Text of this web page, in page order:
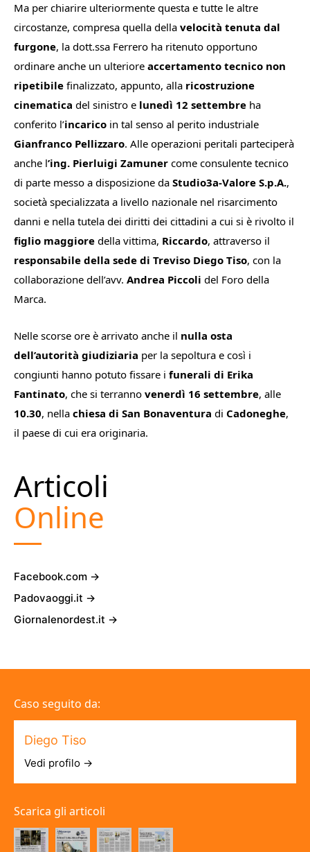
Ma per chiarire ulteriormente questa e tutte le altre
circostanze, compresa quella della velocità tenuta dal
furgone, la dott.ssa Ferrero ha ritenuto opportuno
ordinare anche un ulteriore accertamento tecnico non
ripetibile finalizzato, appunto, alla ricostruzione
cinematica del sinistro e lunedì 12 settembre ha
conferito l’incarico in tal senso al perito industriale
Gianfranco Pellizzaro. Alle operazioni peritali parteciperà
anche l’ing. Pierluigi Zamuner come consulente tecnico
di parte messo a disposizione da Studio3a-Valore S.p.A.,
società specializzata a livello nazionale nel risarcimento
danni e nella tutela dei diritti dei cittadini a cui si è rivolto il
figlio maggiore della vittima, Riccardo, attraverso il
responsabile della sede di Treviso Diego Tiso, con la
collaborazione dell’avv. Andrea Piccoli del Foro della
Marca.
Nelle scorse ore è arrivato anche il nulla osta
dell’autorità giudiziaria per la sepoltura e così i
congiunti hanno potuto fissare i funerali di Erika
Fantinato, che si terranno venerdì 16 settembre, alle
10.30, nella chiesa di San Bonaventura di Cadoneghe,
il paese di cui era originaria.
Articoli
Online
Facebook.com →
Padovaoggi.it →
Giornalenordest.it →
Caso seguito da:
Diego Tiso
Vedi profilo →
Scarica gli articoli